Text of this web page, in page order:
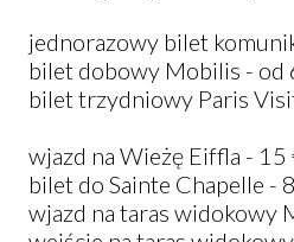
jednorazowy bilet
bilet dobowy Mobilis - od
bilet trzydniowy Paris
wjazd na Wieżę Eiffla - 15
bilet do Sainte Chapelle -
wjazd na taras widokowy